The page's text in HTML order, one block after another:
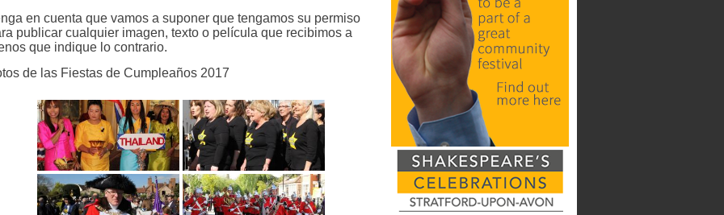
en cuenta que vamos a suponer que tengamos su permiso
publicar cualquier imagen, texto o película que recibimos a
que indique lo contrario.
de las Fiestas de Cumpleaños 2017